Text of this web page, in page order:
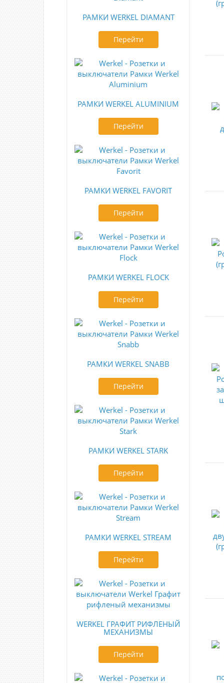
РАМКИ WERKEL DIAMANT
Перейти
РАМКИ WERKEL ALUMINIUM
Перейти
РАМКИ WERKEL FAVORIT
Перейти
РАМКИ WERKEL FLOCK
Перейти
РАМКИ WERKEL SNABB
Перейти
РАМКИ WERKEL STARK
Перейти
РАМКИ WERKEL STREAM
Перейти
WERKEL ГРАФИТ РИФЛЕНЫЙ
МЕХАНИЗМЫ
Перейти